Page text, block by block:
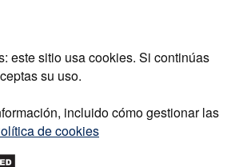
este sitio usa cookies. Si continúas
su uso.
incluido cómo gestionar las
de cookies